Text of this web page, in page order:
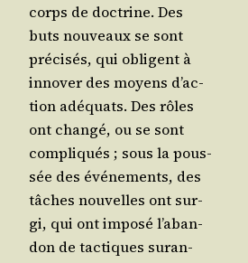
corps de doc­trine. Des
buts nou­veaux se sont
pré­ci­sés, qui obligent à
inno­ver des moyens d’ac­
tion adé­quats. Des rôles
ont chan­gé, ou se sont
com­pli­qués ; sous la pous­
sée des évé­ne­ments, des
tâches nou­velles ont sur­
gi, qui ont impo­sé l’a­ban­
don de tac­tiques sur­an­